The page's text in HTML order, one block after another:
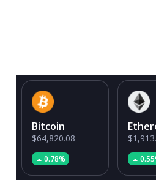
Bitcoin
$64,820.08
0.78%